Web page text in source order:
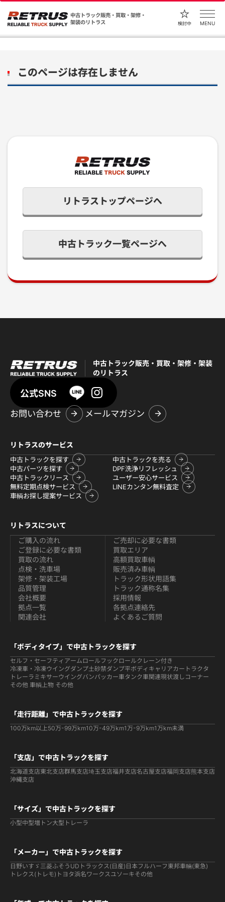
中古トラック販売・買取・架修・
架装のリトラス
検討中 MENU
このページは存在しません
リトラストップページへ
中古トラック一覧ページへ
中古トラック販売・買取・架修・架装
のリトラス
公式SNS
お問い合わせ
メールマガジン
リトラスのサービス
中古トラックを探す
中古トラックを売る
中古パーツを探す
DPF洗浄リフレッシュ
中古トラックリース
ユーザー安心サービス
無料定期点検サービス
LINEカンタン無料査定
車輌お探し提案サービス
リトラスについて
ご購入の流れ
ご登録に必要な書類
買取の流れ
ご売却に必要な書類
買取エリア
高額買取車輌
点検・洗車場
架修・架装工場
品質管理
販売済み車輌
トラック形状用語集
トラック通称名集
会社概要
拠点一覧
関連会社
採用情報
各拠点連絡先
よくあるご質問
「ボディタイプ」で中古トラックを探す
セルフ・セーフティ アームロールフックロールクレーン付き
冷凍車・冷凍ウイングダンプ土砂禁ダンプ平ボディ キャリアカー トラクタ
トレーラ ミキサーウイングバンパッカー車タンク車関連現状渡しコーナー
その他 車輌上物 その他
「走行距離」で中古トラックを探す
100万km以上50万-99万km10万-49万km1万-9万km1万km未満
「支店」で中古トラックを探す
北海道支店東北支店群馬支店埼玉支店福井支店名古屋支店福岡支店熊本支店
沖縄支店
「サイズ」で中古トラックを探す
小型中型増トン大型 トレーラ
「メーカー」で中古トラックを探す
日野いすゞ 三菱ふそう UDトラックス(日産) 日本フルハーフ 東邦車輛(東急)
トレクス(トレモ) トヨタ浜名ワークスユソーキその他